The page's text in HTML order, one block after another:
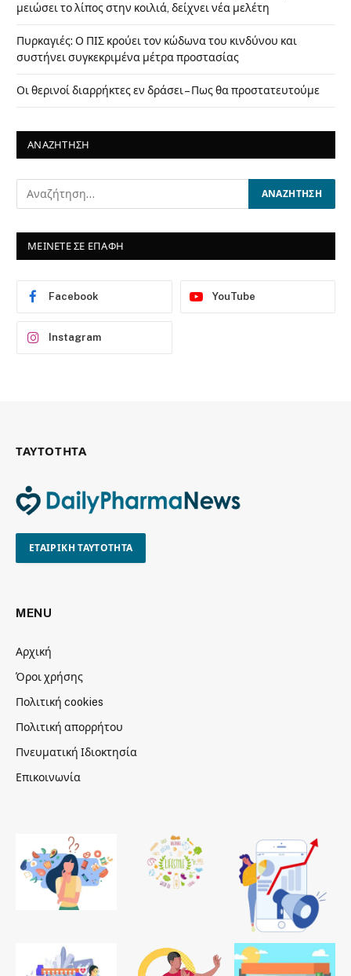
μειώσει το λίπος στην κοιλιά, δείχνει νέα μελέτη
Πυρκαγιές: Ο ΠΙΣ κρούει τον κώδωνα του κινδύνου και
συστήνει συγκεκριμένα μέτρα προστασίας
Οι θερινοί διαρρήκτες εν δράσει – Πως θα προστατευτούμε
ΑΝΑΖΗΤΗΣΗ
ΜΕΙΝΕΤΕ ΣΕ ΕΠΑΦΗ
Facebook YouTube
Instagram
ΤΑΥΤΟΤΗΤΑ
ΕΤΑΙΡΙΚΗ ΤΑΥΤΟΤΗΤΑ
MENU
Αρχική
Όροι χρήσης
Πολιτική cookies
Πολιτική απορρήτου
Πνευματική Ιδιοκτησία
Επικοινωνία